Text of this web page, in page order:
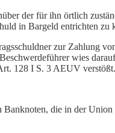
der für ihn örtlich
in Bargeld entrichten zu
zur Zahlung
wies
128 I S. 3 AEUV verstößt.
die in der Union